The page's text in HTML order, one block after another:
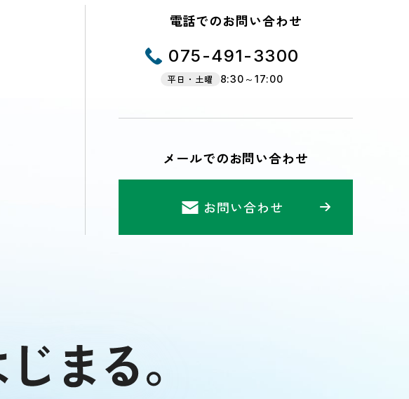
電話でのお問い合わせ
075-491-3300
平日・土曜 8:30～17:00
メールでのお問い合わせ
お問い合わせ